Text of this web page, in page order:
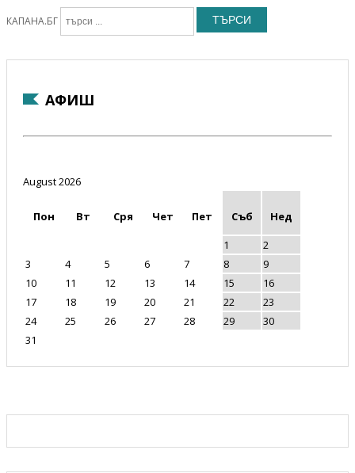
КАПАНА.БГ ТЪРСИ
АФИШ
August 2026
Пон Вт Сря Чет Пет Съб
Нед
1
2
3
4 5 6 7 8
9
10
11 12 13 14 15
16
17
18 19 20 21 22
23
24
25 26 27 28 29
30
31